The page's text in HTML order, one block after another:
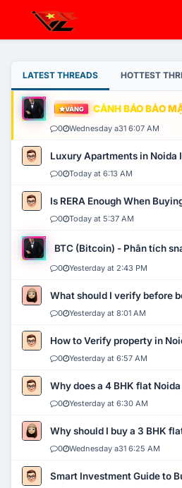
LATEST THREADS HOTTEST
VÀNG CẢNH BÁO BẢO
0 Wednesday a31 6:07 AM
Luxury Apartments in Noida
0 Today at 6:13 AM
Is RERA Enough When
0 Today at 5:37 AM
BTC (Bitcoin) - Phân tích
0 Yesterday at 2:43 PM
What should I verify before
0 Yesterday at 8:01 AM
How to Verify property in
0 Yesterday at 6:57 AM
Why does a 4 BHK flat
0 Yesterday at 6:30 AM
Why should I buy a 3 BHK
0 Wednesday a31 6:25 AM
Smart Investment Guide to